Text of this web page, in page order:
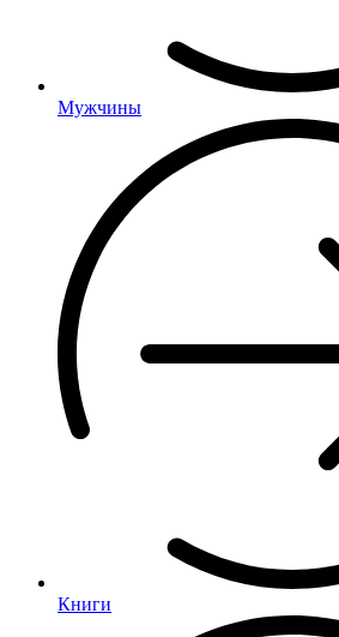
Мужчины
Книги